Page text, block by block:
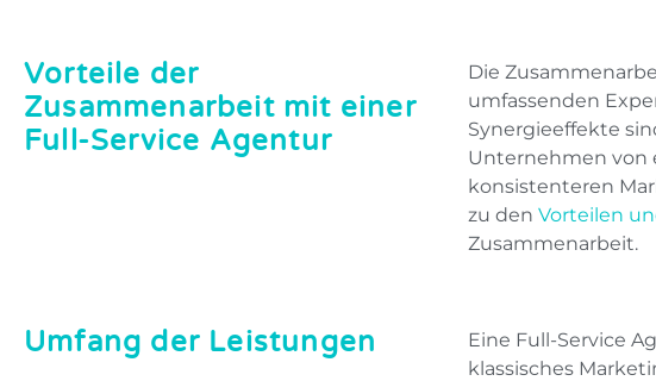
Vorteile der
Zusammenarbeit mit einer
Full-Service Agentur
Die
umfassenden
Synergieeffekte
Unternehmen von
konsistenteren
zu denVorteilen
Zusammenarbeit.
Umfang der Leistungen
Eine Full-Service
klassisches